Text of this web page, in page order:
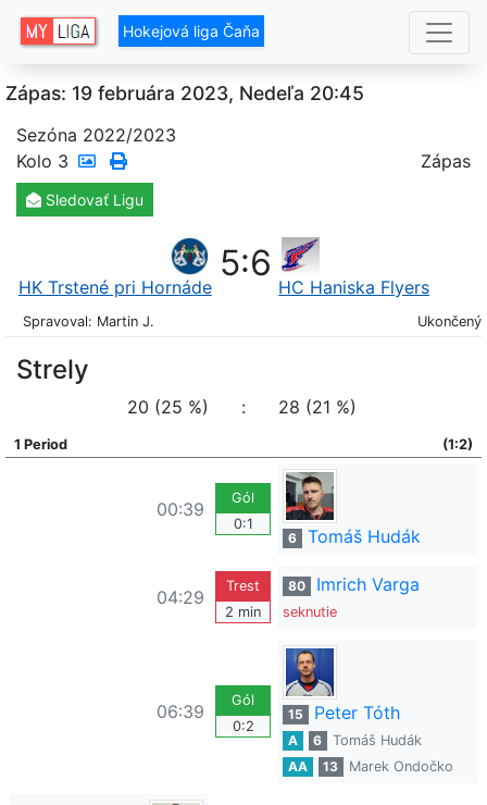
Hokejová liga Čaňa
Zápas: 19 februára 2023, Nedeľa 20:45
Sezóna 2022/2023
Kolo 3 Zápas
Sledovať Ligu
HK Trstené pri Hornáde
5:6
HC Haniska Flyers
Spravoval: Martin J. Ukončený
Strely
20 (25 %) : 28 (21 %)
1 Period (1:2)
00:39
Gól
0:1
6
Tomáš Hudák
04:29
Trest
2 min
80 Imrich Varga
seknutie
06:39
Gól
0:2
15 Peter Tóth
A 6
Tomáš Hudák
AA
13 Marek Ondočko